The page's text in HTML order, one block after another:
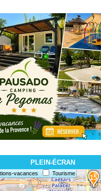
PLEIN-ÉCRAN
vacances Tourisme
15